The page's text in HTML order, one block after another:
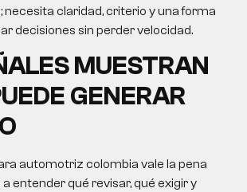
claridad, criterio y una forma
decisiones sin perder velocidad.
MUESTRAN
GENERAR
automotriz colombia vale la pena
entender qué revisar, qué exigir y